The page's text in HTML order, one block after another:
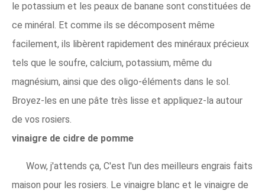
le potassium et les peaux de banane sont constituées de
ce minéral. Et comme ils se décomposent même
facilement, ils libèrent rapidement des minéraux précieux
tels que le soufre, calcium, potassium, même du
magnésium, ainsi que des oligo-éléments dans le sol.
Broyez-les en une pâte très lisse et appliquez-la autour
de vos rosiers.
vinaigre de cidre de pomme
Wow, j'attends ça, C'est l'un des meilleurs engrais faits
maison pour les rosiers. Le vinaigre blanc et le vinaigre de